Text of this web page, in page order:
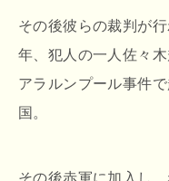
その後彼らの裁判が
年、犯人の一人佐々
アラルンプール事件
国。